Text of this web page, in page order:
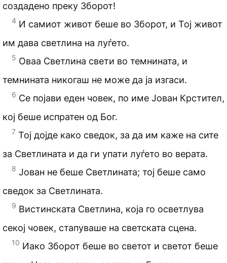
создадено преку Зборот!
4 И самиот живот беше во Зборот, и Тој живот
им дава светлина на луѓето.
5 Оваа Светлина свети во темнината, и
темнината никогаш не може да ја изгаси.
6 Се појави еден човек, по име Јован Крстител,
кој беше испратен од Бог.
7 Тој дојде како сведок, за да им каже на сите
за Светлината и да ги упати луѓето во верата.
8 Јован не беше Светлината; тој беше само
сведок за Светлината.
9 Вистинската Светлина, која го осветлува
секој човек, стапуваше на светската сцена.
10 Иако Зборот беше во светот и светот беше